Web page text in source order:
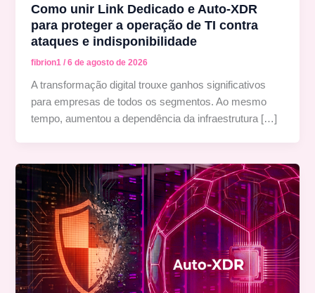
Como unir Link Dedicado e Auto-XDR
para proteger a operação de TI contra
ataques e indisponibilidade
fibrion1/6 de agosto de 2026
A transformação digital trouxe ganhos significativos
para empresas de todos os segmentos. Ao mesmo
tempo, aumentou a dependência da infraestrutura […]